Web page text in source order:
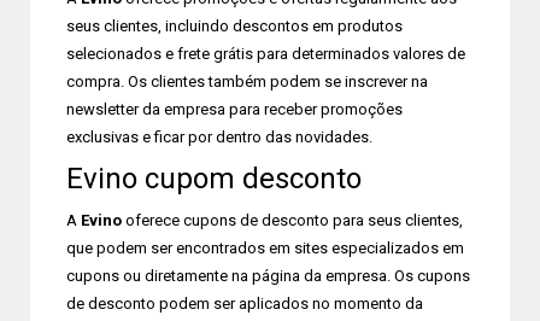
seus clientes, incluindo descontos em produtos
selecionados e frete grátis para determinados valores de
compra. Os clientes também podem se inscrever na
newsletter da empresa para receber promoções
exclusivas e ficar por dentro das novidades.
Evino cupom desconto
A Evino oferece cupons de desconto para seus clientes,
que podem ser encontrados em sites especializados em
cupons ou diretamente na página da empresa. Os cupons
de desconto podem ser aplicados no momento da